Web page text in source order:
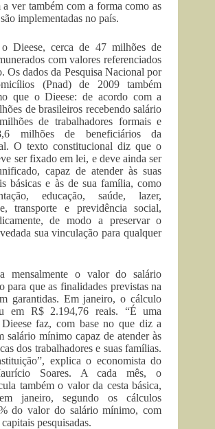
a ver também com a forma como as
implementadas no país.
Dieese, cerca de 47 milhões de
com valores referenciados
Os dados da Pesquisa Nacional por
(Pnad) de 2009 também
que o Dieese: de acordo com a
de brasileiros recebendo salário
de trabalhadores formais e
milhões de beneficiários da
O texto constitucional diz que o
ser fixado em lei, e deve ainda ser
capaz de atender às suas
básicas e às de sua família, como
educação, saúde, lazer,
transporte e previdência social,
de modo a preservar o
sua vinculação para qualquer
mensalmente o valor do salário
para que as finalidades previstas na
garantidas. Em janeiro, o cálculo
em R$ 2.194,76 reais. “É uma
faz, com base no que diz a
salário mínimo capaz de atender às
dos trabalhadores e suas famílias.
explica o economista do
Soares. A cada mês, o
também o valor da cesta básica,
janeiro, segundo os cálculos
do valor do salário mínimo, com
pesquisadas.